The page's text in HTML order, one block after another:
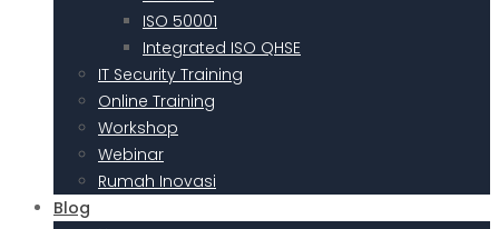
ISO 50001
Integrated ISO QHSE
IT Security Training
Online Training
Workshop
Webinar
Rumah Inovasi
Blog